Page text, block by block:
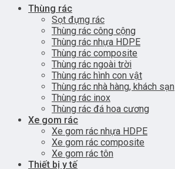
Thùng rác
Sọt đựng rác
Thùng rác công cộng
Thùng rác nhựa HDPE
Thùng rác composite
Thùng rác ngoài trời
Thùng rác hình con vật
Thùng rác nhà hàng, khách sạn
Thùng rác inox
Thùng rác đá hoa cương
Xe gom rác
Xe gom rác nhựa HDPE
Xe gom rác composite
Xe gom rác tôn
Thiết bị y tế